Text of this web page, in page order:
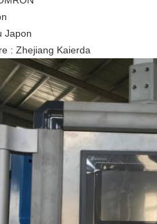
Japon
: Zhejiang Kaierda